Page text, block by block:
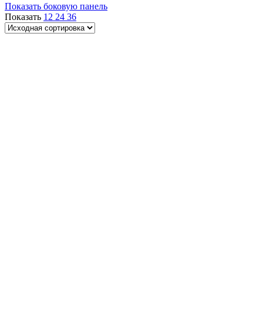
Показать боковую панель
Показать 12 24 36